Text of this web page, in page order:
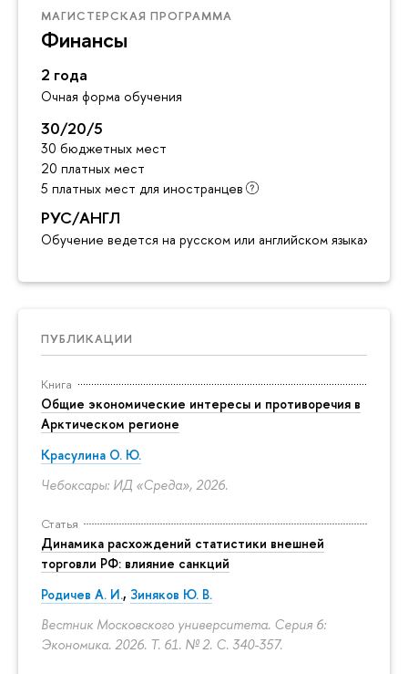
МАГИСТЕРСКАЯ ПРОГРАММА
Финансы
2 года
Очная форма обучения
30/20/5
30 бюджетных мест
20 платных мест
5 платных мест для иностранцев
РУС/АНГЛ
Обучение ведется на русском или английском языках
ПУБЛИКАЦИИ
Книга
Общие экономические интересы и противоречия в
Арктическом регионе
Красулина О. Ю.
Чебоксары: ИД «Среда», 2026.
Статья
Динамика расхождений статистики внешней
торговли РФ: влияние санкций
Родичев А. И., Зиняков Ю. В.
Вестник Московского университета. Серия 6:
Экономика. 2026. Т. 61. № 2. С. 340-357.